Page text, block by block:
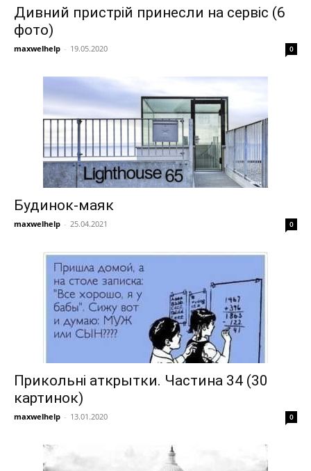
Дивний пристрій принесли на сервіс (6
фото)
maxwelhelp - 19.05.2020 0
Будинок-маяк
maxwelhelp - 25.04.2021 0
Прикольні аткрытки. Частина 34 (30
картинок)
maxwelhelp - 13.01.2020 0